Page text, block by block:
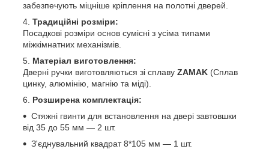
забезпечують міцніше кріплення на полотні дверей.
Традиційні розміри:
Посадкові розміри основ сумісні з усіма типами
міжкімнатних механізмів.
Матеріал виготовлення:
Дверні ручки виготовляються зі сплаву ZAMAK (Сплав
цинку, алюмінію, магнію та міді).
Розширена комплектація:
Стяжні гвинти для встановлення на двері завтовшки
від 35 до 55 мм — 2 шт.
З'єднувальний квадрат 8*105 мм — 1 шт.